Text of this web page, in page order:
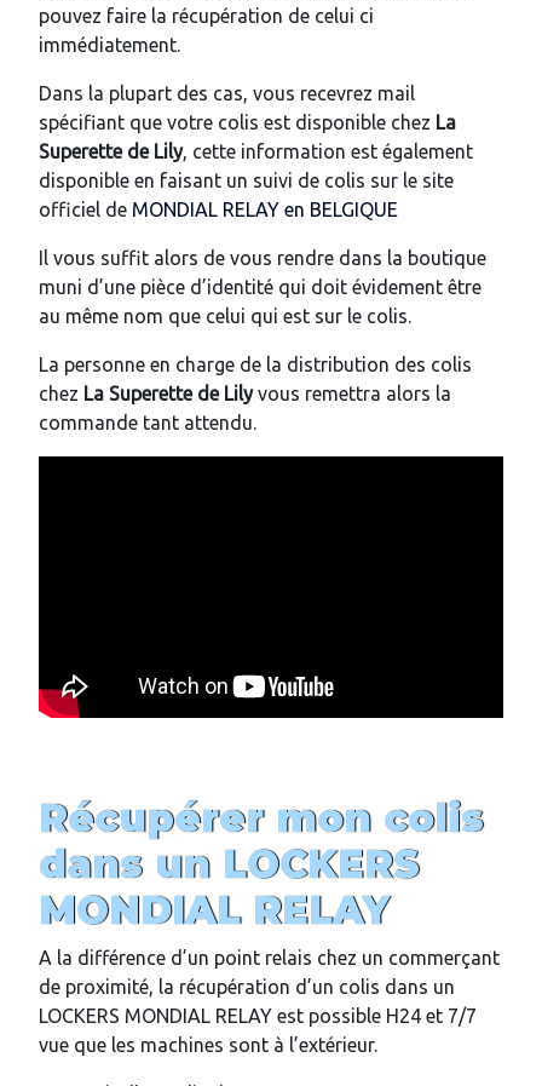
pouvez faire la récupération de celui ci
immédiatement.
Dans la plupart des cas, vous recevrez mail
spécifiant que votre colis est disponible chez La
Superette de Lily, cette information est également
disponible en faisant un suivi de colis sur le site
officiel de MONDIAL RELAY en BELGIQUE
Il vous suffit alors de vous rendre dans la boutique
muni d’une pièce d’identité qui doit évidement être
au même nom que celui qui est sur le colis.
La personne en charge de la distribution des colis
chez La Superette de Lilyvous remettra alors la
commande tant attendu.
Récupérer mon colis
dans un LOCKERS
MONDIAL RELAY
A la différence d’un point relais chez un commerçant
de proximité, la récupération d’un colis dans un
LOCKERS MONDIAL RELAY est possible H24 et 7/7
vue que les machines sont à l’extérieur.